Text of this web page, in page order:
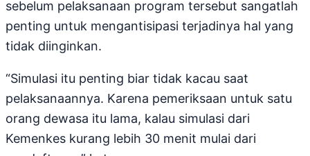
sebelum pelaksanaan program tersebut sangatlah
penting untuk mengantisipasi terjadinya hal yang
tidak diinginkan.
“Simulasi itu penting biar tidak kacau saat
pelaksanaannya. Karena pemeriksaan untuk satu
orang dewasa itu lama, kalau simulasi dari
Kemenkes kurang lebih 30 menit mulai dari